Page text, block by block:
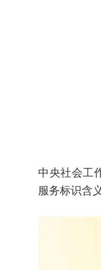
中央社会工
服务标识含